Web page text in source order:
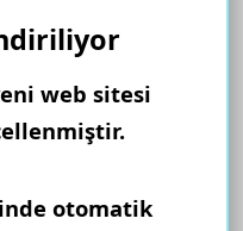
web sitesi
otomatik